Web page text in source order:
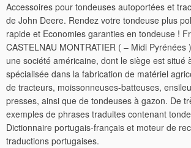
Accessoires pour tondeuses autoportées et
de John Deere. Rendez votre tondeuse plus
rapide et Economies garanties en tondeuse !
CASTELNAU MONTRATIER ( – Midi Pyrénées
une société américaine, dont le siège est situé
spécialisée dans la fabrication de matériel
de tracteurs, moissonneuses-batteuses,
presses, ainsi que de tondeuses à gazon. De
exemples de phrases traduites contenant
Dictionnaire portugais-français et moteur de
traductions portugaises.